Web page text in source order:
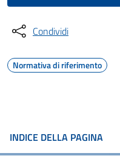
Condividi
Normativa di riferimento
INDICE DELLA PAGINA